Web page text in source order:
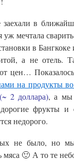
заехали в
мечтала
в
а не отель.
цен…
на продукты
2 доллара), а мы
дорогие фрукты
недорого.
не было, но
мяса 🙂 А то те